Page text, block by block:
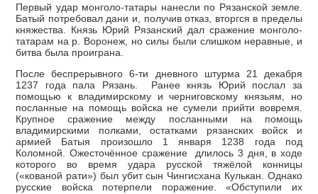
Первый удар монголо-татары нанесли по Рязанской земле.
Батый потребовал дани и, получив отказ, вторгся в пределы
княжества. Князь Юрий Рязанский дал сражение монголо-
татарам на р. Воронеж, но силы были слишком неравные, и
битва была проиграна.
После беспрерывного 6-ти дневного штурма 21 декабря
1237 года пала Рязань. Ранее князь Юрий послал за
помощью к владимирскому и черниговскому князьям, но
посланные на помощь войска не сумели прийти вовремя.
Крупное сражение между посланными на помощь
владимирскими полками, остатками рязанских войск и
армией Батыя произошло 1 января 1238 года под
Коломной. Ожесточённое сражение длилось 3 дня, в ходе
которого во время удара русской тяжёлой конницы
(«кованой рати») был убит сын Чингисхана Кулькан. Однако
русские войска потерпели поражение. «Обступили их